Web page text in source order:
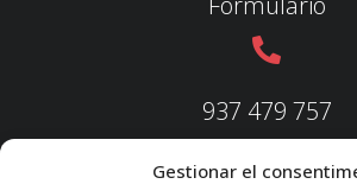
Gestionar el
937 479 757